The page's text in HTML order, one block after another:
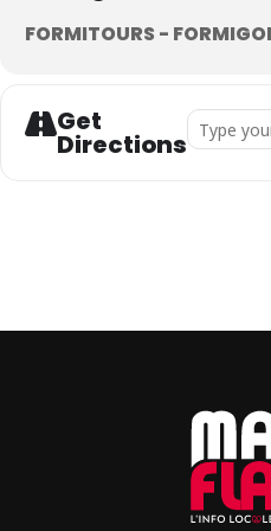
FORMITOURS -
Get
Directions
Address -